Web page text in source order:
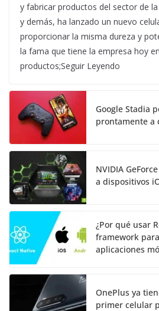
y fabricar productos del sector de
y demás, ha lanzado un nuevo
proporcionar la misma dureza y
la fama que tiene la empresa hoy
productos;Seguir Leyendo
Google Stadia
prontamente a
NVIDIA
a dispositivos
¿Por qué usar
framework
aplicaciones
OnePlus ya
primer celular